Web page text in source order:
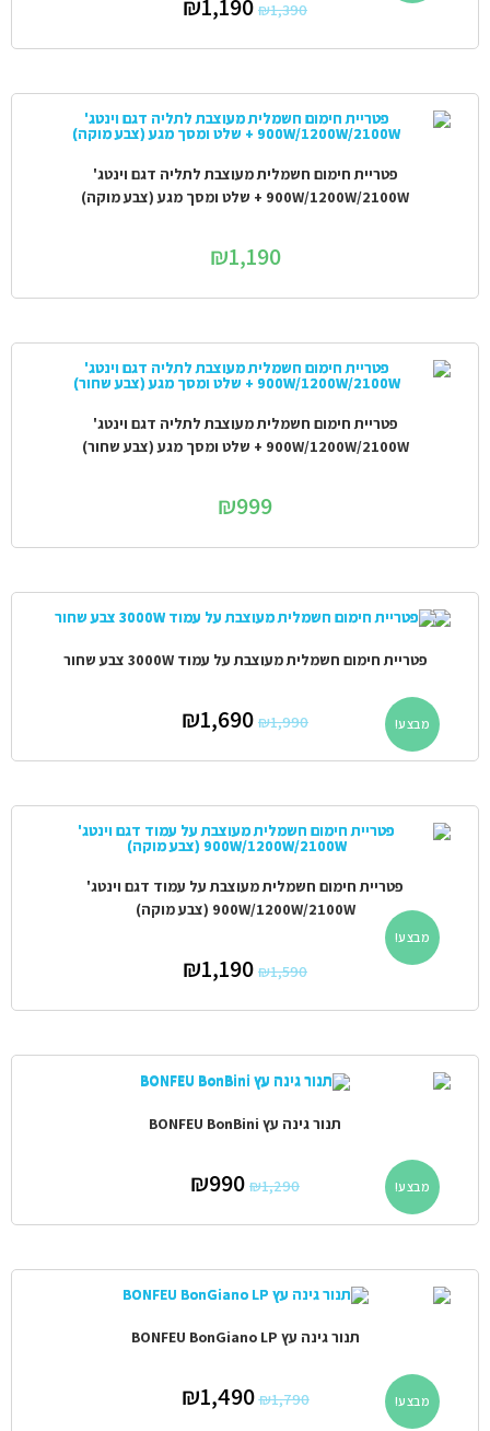
₪1,390
פטריית חימום חשמלית מעוצבת לתליה דגם וינטג'
900W/1200W/2100W + שלט ומסך מגע (צבע מוקה)
₪1,190
פטריית חימום חשמלית מעוצבת לתליה דגם וינטג'
900W/1200W/2100W + שלט ומסך מגע (צבע שחור)
₪999
מבצע!
פטריית חימום חשמלית מעוצבת על עמוד 3000W צבע שחור
₪1,990
₪1,690
מבצע!
פטריית חימום חשמלית מעוצבת על עמוד דגם וינטג'
900W/1200W/2100W (צבע מוקה)
₪1,590
₪1,190
מבצע!
תנור גינה עץ BONFEU BonBini
₪1,290
₪990
מבצע!
תנור גינה עץ BONFEU BonGiano LP
₪1,790
₪1,490